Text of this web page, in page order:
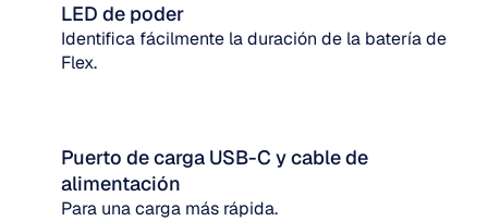
LED de poder
Identifica fácilmente la duración de la batería de
Flex.
Puerto de carga USB-C y cable de
alimentación
Para una carga más rápida.